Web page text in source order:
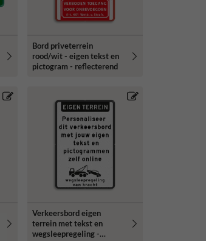
Bord priveterrein
rood/wit - eigen tekst en
pictogram - reflecterend
Verkeersbord eigen
terrein met tekst en
wegsleepregeling -